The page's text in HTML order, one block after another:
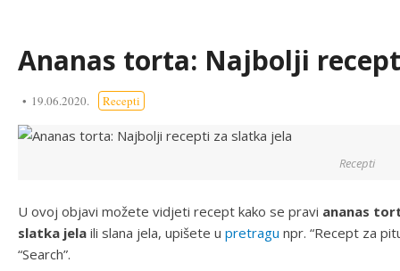
Ananas torta: Najbolji
19.06.2020. Recepti
Recepti
U ovoj objavi možete vidjeti recept kako se pravi ananas
slatka jela ili slana jela, upišete u pretragu npr. “Recept za
“Search”.